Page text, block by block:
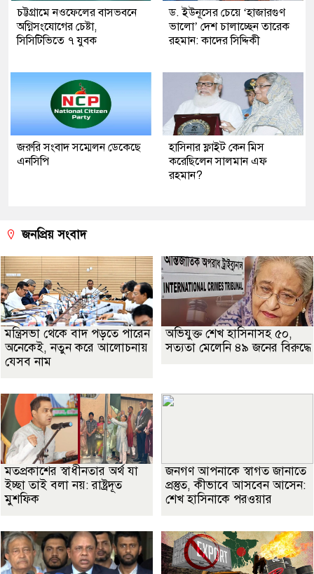
চট্টগ্রামে নওফেলের বাসভবনে
অগ্নিসংযোগের চেষ্টা,
সিসিটিভিতে ৭ যুবক
ড. ইউনূসের চেয়ে ‘হাজারগুণ
ভালো’ দেশ চালাচ্ছেন তারেক
রহমান: কাদের সিদ্দিকী
জরুরি সংবাদ সম্মেলন ডেকেছে
এনসিপি
হাসিনার ফ্লাইট কেন মিস
করেছিলেন সালমান এফ
রহমান?
জনপ্রিয় সংবাদ
মন্ত্রিসভা থেকে বাদ পড়তে পারেন
অনেকেই, নতুন করে আলোচনায়
যেসব নাম
অভিযুক্ত শেখ হাসিনাসহ ৫০,
সত্যতা মেলেনি ৪৯ জনের বিরুদ্ধে
মতপ্রকাশের স্বাধীনতার অর্থ যা
ইচ্ছা তাই বলা নয়: রাষ্ট্রদূত
মুশফিক
জনগণ আপনাকে স্বাগত জানাতে
প্রস্তুত, কীভাবে আসবেন আসেন:
শেখ হাসিনাকে পরওয়ার